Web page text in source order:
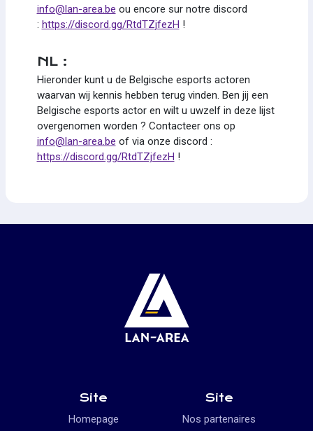
info@lan-area.be ou encore sur notre discord
: https://discord.gg/RtdTZjfezH !
NL :
Hieronder kunt u de Belgische esports actoren
waarvan wij kennis hebben terug vinden. Ben jij een
Belgische esports actor en wilt u uwzelf in deze lijst
overgenomen worden ? Contacteer ons op
info@lan-area.be of via onze discord :
https://discord.gg/RtdTZjfezH !
Site
Homepage
Site
Nos partenaires